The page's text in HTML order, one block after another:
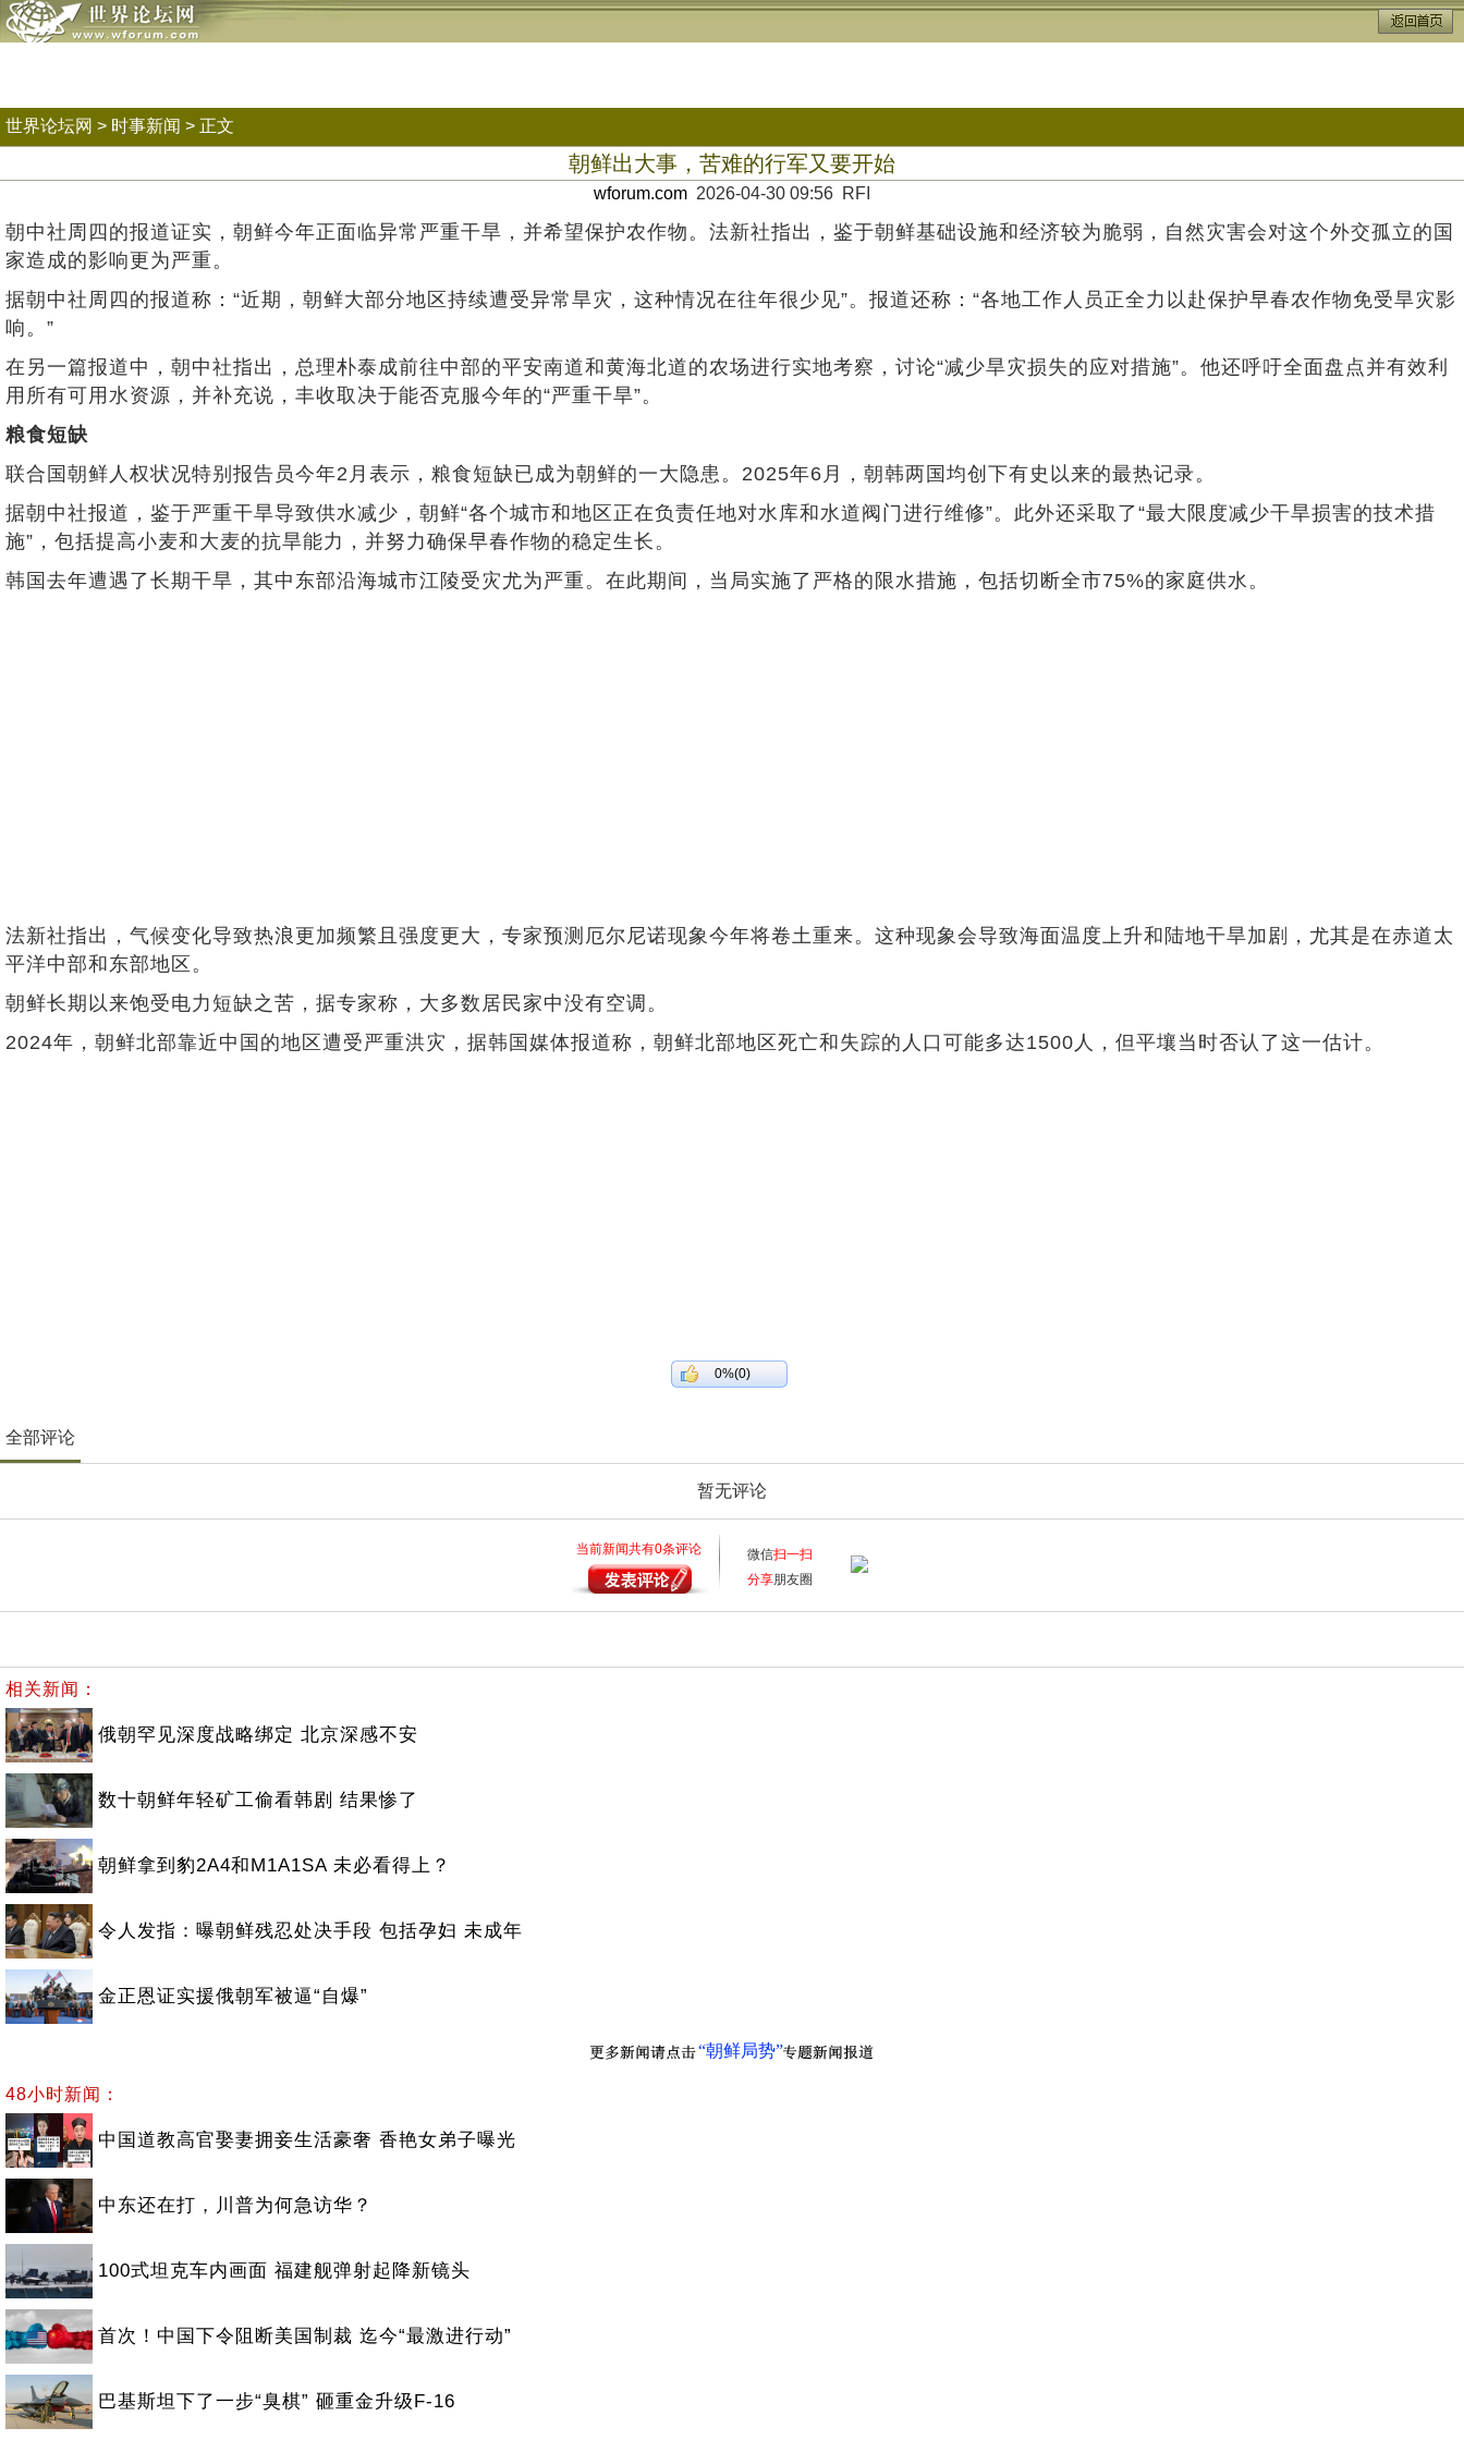
世界论坛网 > 时事新闻 > 正文
朝鲜出大事，苦难的行军又要开始
wforum.com 2026-04-30 09:56 RFI
朝中社周四的报道证实，朝鲜今年正面临异常严重干旱，并希望保护农作物。法新社指出，鉴于朝鲜基础设施和经济较为脆弱，自然灾害会对这个外交孤立的国
家造成的影响更为严重。
据朝中社周四的报道称：“近期，朝鲜大部分地区持续遭受异常旱灾，这种情况在往年很少见”。报道还称：“各地工作人员正全力以赴保护早春农作物免受旱灾影
响。”
在另一篇报道中，朝中社指出，总理朴泰成前往中部的平安南道和黄海北道的农场进行实地考察，讨论“减少旱灾损失的应对措施”。他还呼吁全面盘点并有效利
用所有可用水资源，并补充说，丰收取决于能否克服今年的“严重干旱”。
粮食短缺
联合国朝鲜人权状况特别报告员今年2月表示，粮食短缺已成为朝鲜的一大隐患。2025年6月，朝韩两国均创下有史以来的最热记录。
据朝中社报道，鉴于严重干旱导致供水减少，朝鲜“各个城市和地区正在负责任地对水库和水道阀门进行维修”。此外还采取了“最大限度减少干旱损害的技术措
施”，包括提高小麦和大麦的抗旱能力，并努力确保早春作物的稳定生长。
韩国去年遭遇了长期干旱，其中东部沿海城市江陵受灾尤为严重。在此期间，当局实施了严格的限水措施，包括切断全市75%的家庭供水。
法新社指出，气候变化导致热浪更加频繁且强度更大，专家预测厄尔尼诺现象今年将卷土重来。这种现象会导致海面温度上升和陆地干旱加剧，尤其是在赤道太
平洋中部和东部地区。
朝鲜长期以来饱受电力短缺之苦，据专家称，大多数居民家中没有空调。
2024年，朝鲜北部靠近中国的地区遭受严重洪灾，据韩国媒体报道称，朝鲜北部地区死亡和失踪的人口可能多达1500人，但平壤当时否认了这一估计。
0%(0)
全部评论
暂无评论
当前新闻共有0条评论 微信扫一扫
分享朋友圈
相关新闻：
俄朝罕见深度战略绑定 北京深感不安
数十朝鲜年轻矿工偷看韩剧 结果惨了
朝鲜拿到豹2A4和M1A1SA 未必看得上？
令人发指：曝朝鲜残忍处决手段 包括孕妇 未成年
金正恩证实援俄朝军被逼“自爆”
“朝鲜局势”
48小时新闻：
中国道教高官娶妻拥妾生活豪奢 香艳女弟子曝光
中东还在打，川普为何急访华？
100式坦克车内画面 福建舰弹射起降新镜头
首次！中国下令阻断美国制裁 迄今“最激进行动”
巴基斯坦下了一步“臭棋” 砸重金升级F-16